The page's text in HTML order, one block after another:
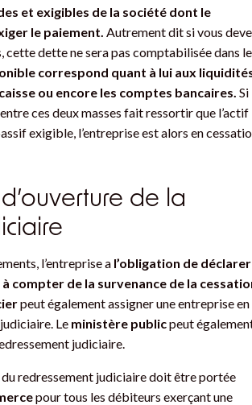
et exigibles de la société dont le
le paiement. Autrement dit si vous
cette dette ne sera pas comptabilisée dans le
correspond quant à lui aux
ou encore les comptes bancaires. Si
ces deux masses fait ressortir que l’actif
exigible, l’entreprise est alors en
de la
l’entreprise a l’obligation de déclarer
compter de la survenance de la
peut également assigner une entreprise en
Le ministère publicpeut
judiciaire.
redressement judiciaire doit être portée
pour tous les débiteurs exerçant une